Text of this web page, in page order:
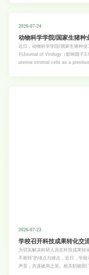
点实验室主任肖德琴教授介绍实验
2026-07-24
动物科学学院/国家生猪种
引起猪繁殖障碍致病的新
近日，动物科学学院/国家生猪种
刊Journal of Virology（影响因子
uterine stromal cells as a
2026-07-23
学校召开科技成果转化交
为切实解决科研人员在科技成果转
不敢转”的堵点与难点，近日，学
声音，共谋破局之策。相关职能部